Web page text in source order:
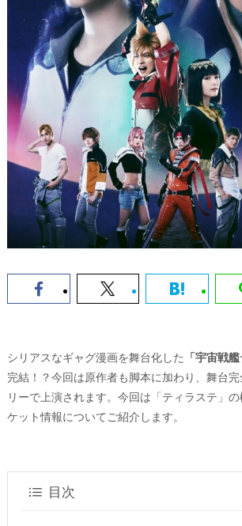
シリアスなギャグ漫画を舞台化した 「宇宙戦
完結！？今回は原作者も脚本に加わり、舞台
リーで上演されます。今回は「ティラステ」
ケット情報についてご紹介します。
目次